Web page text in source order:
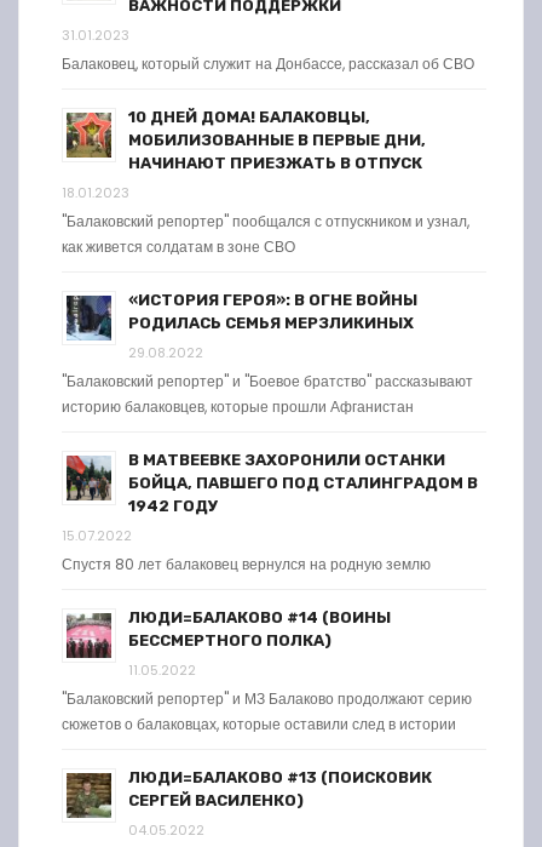
ВАЖНОСТИ ПОДДЕРЖКИ
31.01.2023
Балаковец, который служит на Донбассе, рассказал об СВО
10 ДНЕЙ ДОМА! БАЛАКОВЦЫ,
МОБИЛИЗОВАННЫЕ В ПЕРВЫЕ ДНИ,
НАЧИНАЮТ ПРИЕЗЖАТЬ В ОТПУСК
18.01.2023
"Балаковский репортер" пообщался с отпускником и узнал,
как живется солдатам в зоне СВО
«ИСТОРИЯ ГЕРОЯ»: В ОГНЕ ВОЙНЫ
РОДИЛАСЬ СЕМЬЯ МЕРЗЛИКИНЫХ
29.08.2022
"Балаковский репортер" и "Боевое братство" рассказывают
историю балаковцев, которые прошли Афганистан
В МАТВЕЕВКЕ ЗАХОРОНИЛИ ОСТАНКИ
БОЙЦА, ПАВШЕГО ПОД СТАЛИНГРАДОМ В
1942 ГОДУ
15.07.2022
Спустя 80 лет балаковец вернулся на родную землю
ЛЮДИ=БАЛАКОВО #14 (ВОИНЫ
БЕССМЕРТНОГО ПОЛКА)
11.05.2022
"Балаковский репортер" и МЗ Балаково продолжают серию
сюжетов о балаковцах, которые оставили след в истории
ЛЮДИ=БАЛАКОВО #13 (ПОИСКОВИК
СЕРГЕЙ ВАСИЛЕНКО)
04.05.2022